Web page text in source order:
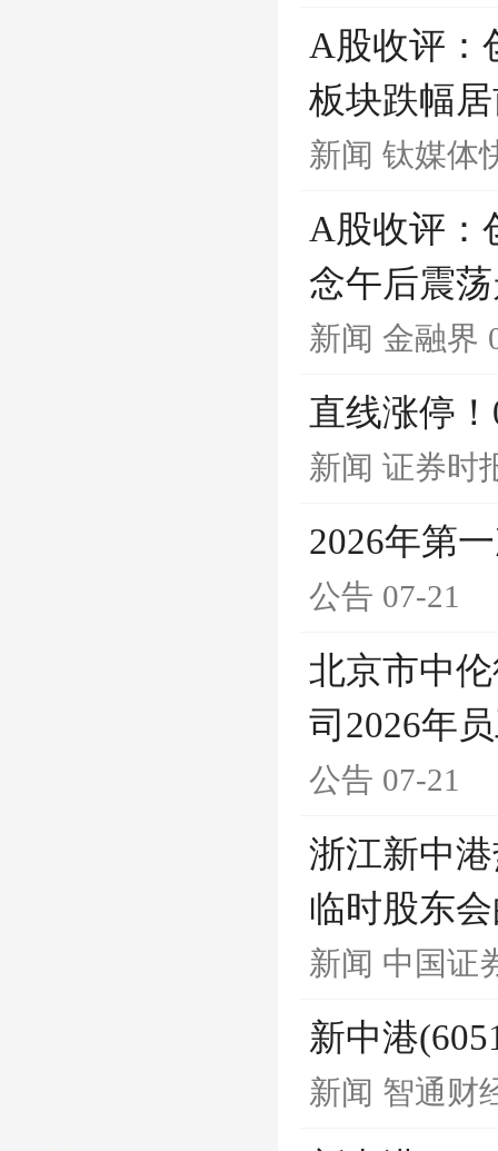
A股收评：
板块跌幅
新闻 钛媒体
A股收评：
念午后震
新闻 金融界
直线涨停
新闻 证券时
2026年第
公告 07-21
北京市中
司2026年
公告 07-21
浙江新中
临时股东
新闻 中国证
新中港
新闻 智通财